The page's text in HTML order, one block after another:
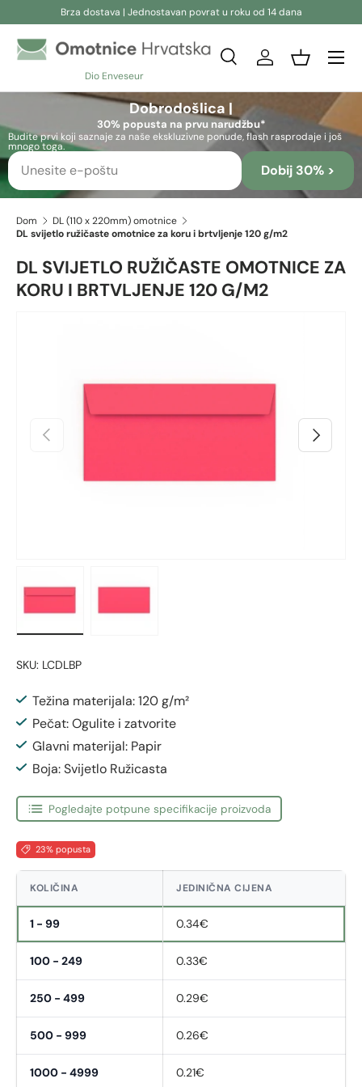
Brza dostava | Jednostavan povrat u roku od 14 dana
Dio Enveseur
Pretraživanje
Pretraživanje
Pretraživanje
PrijavaKošara
Dobrodošlica |
30% popusta na prvu narudžbu*
Budite prvi koji saznaje za naše ekskluzivne ponude, flash rasprodaje i još
mnogo toga.
Dobij 30% >
Dom
DL (110 x 220mm) omotnice
DL svijetlo ružičaste omotnice za koru i brtvljenje 120 g/m2
DL SVIJETLO RUŽIČASTE OMOTNICE ZA
KORU I BRTVLJENJE 120 G/M2
Prethodno Sljedeći
SKU: LCDLBP
Težina materijala: 120 g/m²
Pečat: Ogulite i zatvorite
Glavni materijal: Papir
Boja: Svijetlo Ružicasta
Pogledajte potpune specifikacije proizvoda
23% popusta
KOLIČINA JEDINIČNA CIJENA
1 - 99 0.34€
100 - 249 0.33€
250 - 499 0.29€
500 - 999 0.26€
1000 - 4999 0.21€